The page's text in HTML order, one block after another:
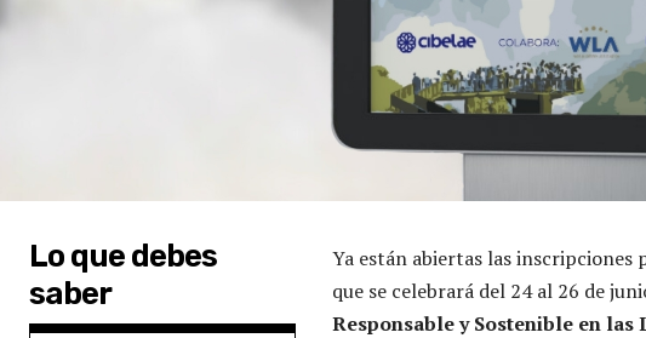
Lo que debes
saber
Ya están abiertas las
que se celebrará del 24 al 26 de
Responsable y Sostenible en las